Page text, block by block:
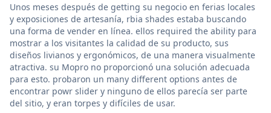
Unos meses después de getting su negocio en ferias locales
y exposiciones de artesanía, rbia shades estaba buscando
una forma de vender en línea. ellos required the ability para
mostrar a los visitantes la calidad de su producto, sus
diseños livianos y ergonómicos, de una manera visualmente
atractiva. su Mopro no proporcionó una solución adecuada
para esto. probaron un many different options antes de
encontrar powr slider y ninguno de ellos parecía ser parte
del sitio, y eran torpes y difíciles de usar.